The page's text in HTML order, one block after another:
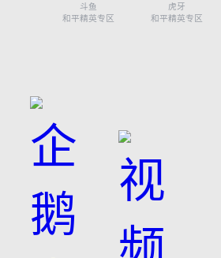
斗鱼
和平精英专区
虎牙
和平精英专区